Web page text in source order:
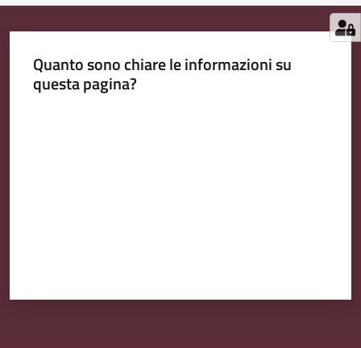
Quanto sono chiare le informazioni su
questa pagina?